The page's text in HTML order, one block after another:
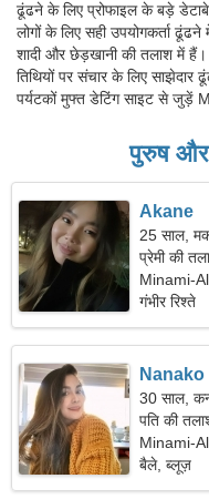
ढूंढने के लिए प्रोफाइल के बड़े
लोगों के लिए सही उपयोगकर्ता ढूंढने
शादी और छेड़खानी की तलाश में हैं।
तिथियों पर संचार के लिए साझेदार
पर्यटकों मुफ्त डेटिंग साइट से जुड़ें
पुरुष और
Akane
25 साल,
प्रेमी की
Minami-
गंभीर रिश्ते
Nanako
30 साल,
पति की
Minami-
बैले, ब्लूज़